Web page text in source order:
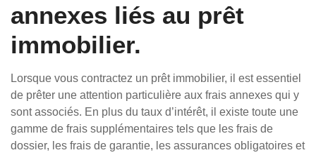
annexes liés au prêt
immobilier.
Lorsque vous contractez un prêt immobilier, il est essentiel
de prêter une attention particulière aux frais annexes qui y
sont associés. En plus du taux d’intérêt, il existe toute une
gamme de frais supplémentaires tels que les frais de
dossier, les frais de garantie, les assurances obligatoires et